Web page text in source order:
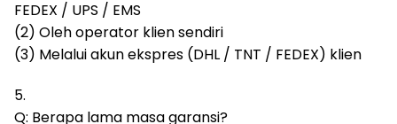
FEDEX / UPS / EMS
(2) Oleh operator klien sendiri
(3) Melalui akun ekspres (DHL / TNT / FEDEX) klien
5.
Q: Berapa lama masa garansi?